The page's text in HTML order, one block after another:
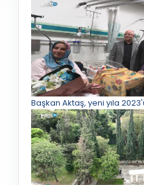
Başkan Aktaş, yeni yıla